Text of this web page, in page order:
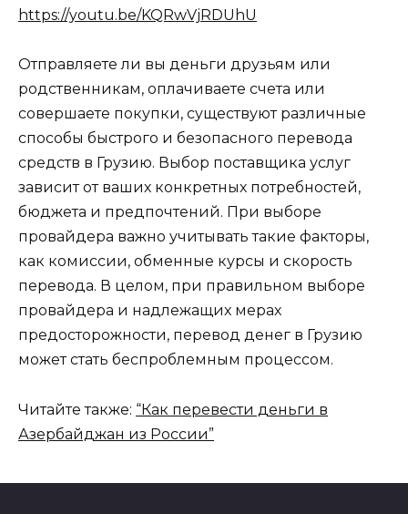
https://youtu.be/KQRwVjRDUhU
Отправляете ли вы деньги друзьям или
родственникам, оплачиваете счета или
совершаете покупки, существуют различные
способы быстрого и безопасного перевода
средств в Грузию. Выбор поставщика услуг
зависит от ваших конкретных потребностей,
бюджета и предпочтений. При выборе
провайдера важно учитывать такие факторы,
как комиссии, обменные курсы и скорость
перевода. В целом, при правильном выборе
провайдера и надлежащих мерах
предосторожности, перевод денег в Грузию
может стать беспроблемным процессом.
Читайте также: “Как перевести деньги в
Азербайджан из России”